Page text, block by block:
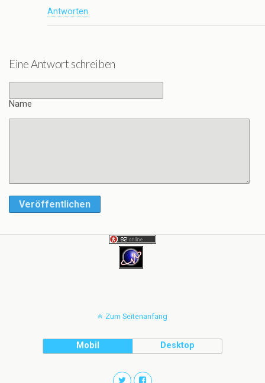
Antworten
Eine Antwort schreiben
Name
Veröffentlichen
Zum Seitenanfang
Mobil Desktop